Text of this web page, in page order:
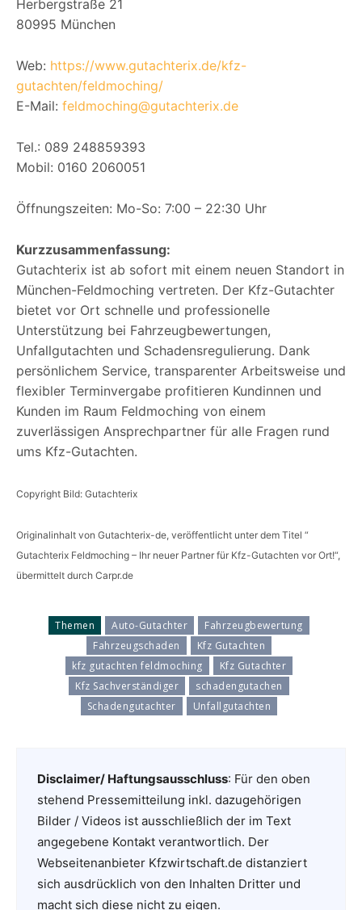
Herbergstraße 21
80995 München
Web: https://www.gutachterix.de/kfz-
gutachten/feldmoching/
E-Mail: feldmoching@gutachterix.de
Tel.: 089 248859393
Mobil: 0160 2060051
Öffnungszeiten: Mo-So: 7:00 – 22:30 Uhr
Kurzzusammenfassung:
Gutachterix ist ab sofort mit einem neuen Standort in
München-Feldmoching vertreten. Der Kfz-Gutachter
bietet vor Ort schnelle und professionelle
Unterstützung bei Fahrzeugbewertungen,
Unfallgutachten und Schadensregulierung. Dank
persönlichem Service, transparenter Arbeitsweise und
flexibler Terminvergabe profitieren Kundinnen und
Kunden im Raum Feldmoching von einem
zuverlässigen Ansprechpartner für alle Fragen rund
ums Kfz-Gutachten.
Copyright Bild: Gutachterix
Originalinhalt von Gutachterix-de, veröffentlicht unter dem Titel “
Gutachterix Feldmoching – Ihr neuer Partner für Kfz-Gutachten vor Ort!“,
übermittelt durch Carpr.de
Themen Auto-Gutachter
Fahrzeugbewertung
Fahrzeugschaden
Kfz Gutachten
kfz gutachten feldmoching
Kfz Gutachter
Kfz Sachverständiger
schadengutachen
Schadengutachter
Unfallgutachten
Disclaimer/ Haftungsausschluss: Für den oben
stehend Pressemitteilung inkl. dazugehörigen
Bilder / Videos ist ausschließlich der im Text
angegebene Kontakt verantwortlich. Der
Webseitenanbieter Kfzwirtschaft.de distanziert
sich ausdrücklich von den Inhalten Dritter und
macht sich diese nicht zu eigen.